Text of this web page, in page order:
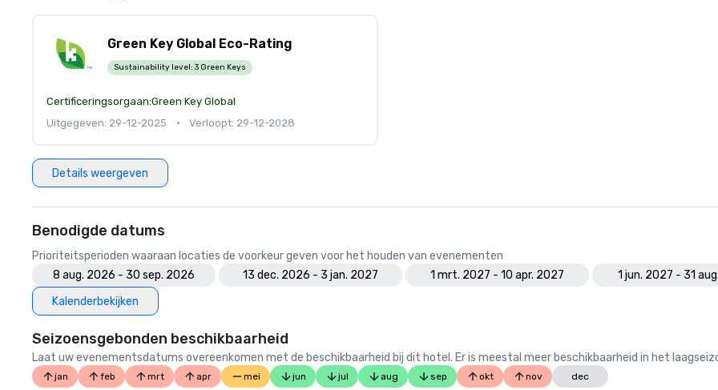
Green Key Global Eco-Rating
Sustainability level: 3 Green Keys
Certificeringsorgaan:Green Key Global
Uitgegeven: 29-12-2025
• Verloopt: 29-12-2028
Details weergeven
Benodigde datums
Prioriteitsperioden waaraan locaties de voorkeur geven voor het houden van evenementen
8 aug. 2026 - 30 sep. 2026
13 dec. 2026 - 3 jan. 2027 1 mrt. 2027 - 10 apr. 2027
1 jun. 2027 - 31
Kalenderbekijken
Seizoensgebonden beschikbaarheid
Laat uw evenementsdatums overeenkomen met de beschikbaarheid bij dit hotel. Er is meestal meer beschikbaarheid in het
jan feb mrt apr mei jun jul aug sep okt nov dec